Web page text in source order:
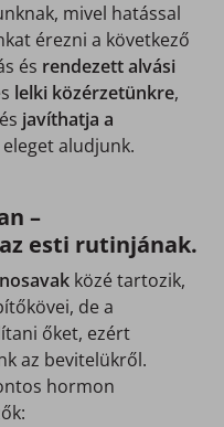
mivel hatással
érezni a következő
és rendezett alvási
lelki közérzetünkre,
és javíthatja a
aludjunk.
–
esti rutinjának.
közé tartozik,
de a
őket, ezért
az bevitelükről.
hormon